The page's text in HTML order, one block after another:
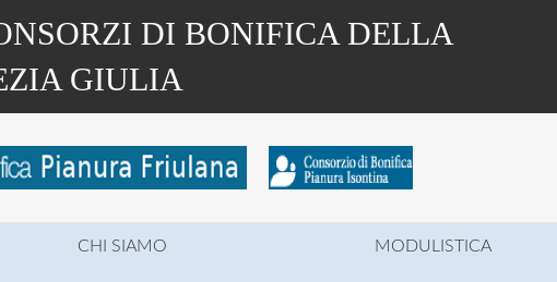
DI BONIFICA DELLA
GIULIA
CHI SIAMO MODULISTICA